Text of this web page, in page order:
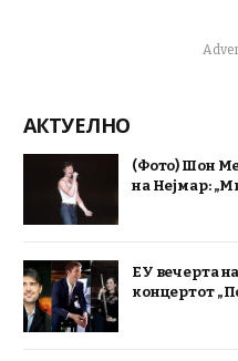
АКТУЕЛНО
(Фото) Шон
на Нејмар:
ЕУ вечерта
концертот